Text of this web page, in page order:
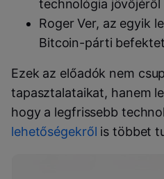
technológia jövőjéről
Roger Ver, az egyik
Bitcoin-párti
Ezek az előadók nem
tapasztalataikat, hanem
hogy a legfrissebb
lehetőségekről is többet